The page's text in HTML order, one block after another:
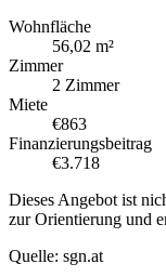
Wohnfläche
56,02 m²
Zimmer
2 Zimmer
Miete
€863
Finanzierungsbeitrag
€3.718
Dieses Angebot ist
zur Orientierung und
Quelle: sgn.at